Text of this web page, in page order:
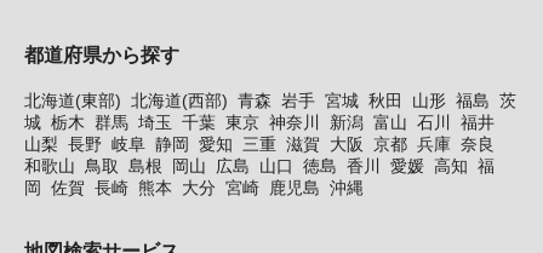
都道府県から探す
北海道(東部) 北海道(西部) 青森 岩手 宮城 秋田 山形 福島 茨
城 栃木 群馬 埼玉 千葉 東京 神奈川 新潟 富山 石川
福井
山梨 長野 岐阜 静岡 愛知 三重 滋賀 大阪 京都 兵庫 奈良
和歌山
鳥取 島根 岡山 広島 山口 徳島 香川 愛媛 高知 福
岡
佐賀 長崎 熊本 大分 宮崎 鹿児島 沖縄